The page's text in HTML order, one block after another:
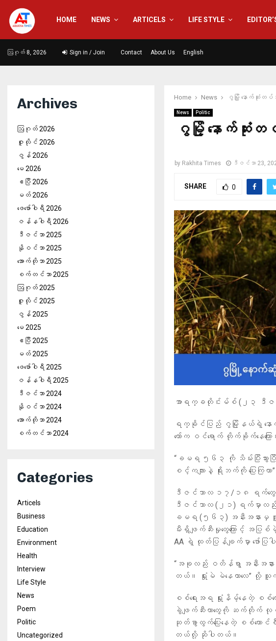
HOME NEWS ARTICELS LIFE STYLE
ဩဂုတ် 8, 2026 Sign in / Join Contact About Us English
Home News ဂွမြို့ နောက်ဆုံး
News Politic
ဂွမြို့ နောက်ဆုံ
by Rakhita Times ဒီဇင်ဘာ 23,
SHARE 0
အာရက္ခတိုင်းမ်စ် (၂၃ ဒီ
ရက္ခိုင်ပြည် ဂွမြို့နယ်ရဲ့ န
တော်က ဝင်ရောက် တိုက်ခိုက်နေကြ
“ခမရ ၅၆၃ ကို သိမ်းပြီးသွား
စင့်ကလျားနဲ့ ရိုးဘက်ကို ပြေး
ဒီဇင်ဘာလ ၁၇/၁၈ ရက်တွေမှ
ဒီဇင်ဘာလ (၂၁) ရက်မှာလည်
ခမရ (၅၆၃) အနီးအနားမှ လူ
မီးရှိဖျက်ဆီးမှုတွေကြောင့် အပ
AA ရဲ့ ထုတ်ပြန်ချက်မှာ ဖော်ပြ
“အခုလည်း ဝတိန်ရွာ အနီးအနားကို
တယ်။ ရှုံးမဲ မဲနေတာလေ” လို့ သူ
စစ်ရေးအရ ရှုံးနိမ့်နေတဲ့ စစ်
ခွဲဖျက်ဆီးတာတွေကို ဆက်တိုက် လု
ဆုတ်ခွာထွက်ပြေးနေတဲ့ စစ်က
တယ်လို့ ဆိုပါတယ်။
Archives
ဩဂုတ် 2026
ဇူလိုင် 2026
ဇွန် 2026
မေ 2026
ဧပြီ 2026
မတ် 2026
ဖေ‌ဖော်ဝါရီ 2026
ဇန်နဝါရီ 2026
ဒီဇင်ဘာ 2025
နိုဝင်ဘာ 2025
အောက်တိုဘာ 2025
စက်တင်ဘာ 2025
ဩဂုတ် 2025
ဇူလိုင် 2025
ဇွန် 2025
မေ 2025
ဧပြီ 2025
မတ် 2025
ဖေ‌ဖော်ဝါရီ 2025
ဇန်နဝါရီ 2025
ဒီဇင်ဘာ 2024
နိုဝင်ဘာ 2024
အောက်တိုဘာ 2024
စက်တင်ဘာ 2024
Categories
Articels
Business
Education
Environment
Health
Interview
Life Style
News
Poem
Politic
Uncategorized